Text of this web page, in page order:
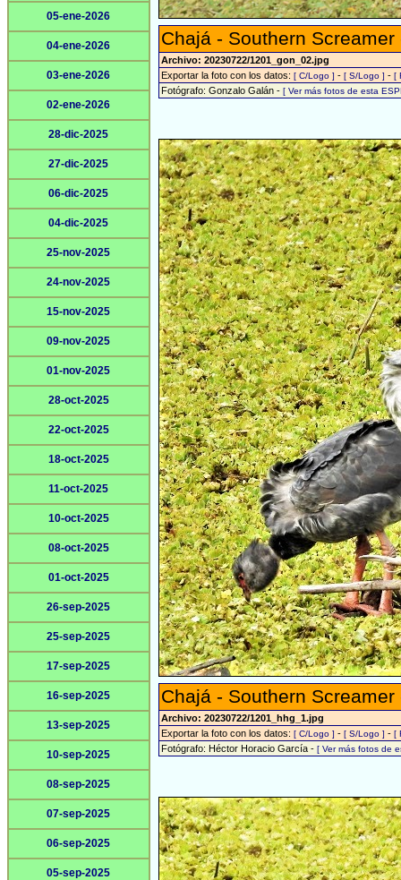
05-ene-2026
04-ene-2026
03-ene-2026
02-ene-2026
28-dic-2025
27-dic-2025
06-dic-2025
04-dic-2025
25-nov-2025
24-nov-2025
15-nov-2025
09-nov-2025
01-nov-2025
28-oct-2025
22-oct-2025
18-oct-2025
11-oct-2025
10-oct-2025
08-oct-2025
01-oct-2025
26-sep-2025
25-sep-2025
17-sep-2025
16-sep-2025
13-sep-2025
10-sep-2025
08-sep-2025
07-sep-2025
06-sep-2025
05-sep-2025
Chajá - Southern
Archivo: 20230722/1201_gon_02.jpg
Exportar la foto con los datos: [ C/Logo ] - [ S/Logo ] - [
Fotógrafo: Gonzalo Galán - [ Ver más fotos de esta
Chajá - Southern
Archivo: 20230722/1201_hhg_1.jpg
Exportar la foto con los datos: [ C/Logo ] - [ S/Logo ] - [
Fotógrafo: Héctor Horacio García - [ Ver más fotos de